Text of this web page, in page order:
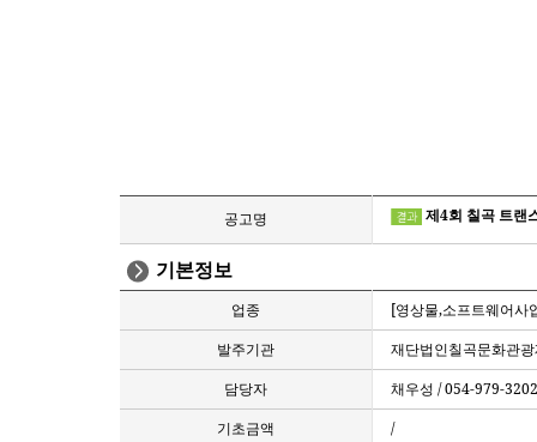
공고명 제4회 칠곡 트랜
기본정보
업종
[영상물,소프트웨어사
발주기관
재단법인칠곡문화관
담당자
채우성 / 054-979-3202
기초금액
/